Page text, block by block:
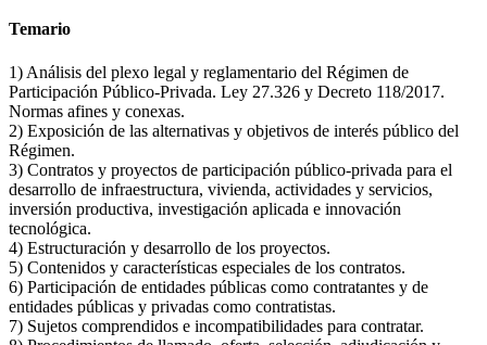
Temario
1) Análisis del plexo legal y reglamentario del Régimen de
Participación Público-Privada. Ley 27.326 y Decreto 118/2017.
Normas afines y conexas.
2) Exposición de las alternativas y objetivos de interés público del
Régimen.
3) Contratos y proyectos de participación público-privada para el
desarrollo de infraestructura, vivienda, actividades y servicios,
inversión productiva, investigación aplicada e innovación
tecnológica.
4) Estructuración y desarrollo de los proyectos.
5) Contenidos y características especiales de los contratos.
6) Participación de entidades públicas como contratantes y de
entidades públicas y privadas como contratistas.
7) Sujetos comprendidos e incompatibilidades para contratar.